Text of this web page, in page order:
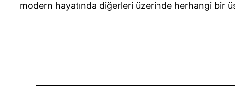
modern hayatında diğerleri üzerinde herhangi bir